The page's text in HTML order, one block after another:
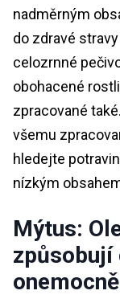
nadměrným
do zdravé
celozrnné
obohacené
zpracované
všemu
hledejte
nízkým
Mýtus:
způsobují